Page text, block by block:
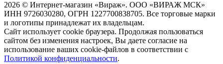
2026 © Интернет-магазин «Вираж». ООО «ВИРАЖ МСК»
ИНН 9726030280, ОГРН 1227700838705. Все торговые марки
и логотипы принадлежат их владельцам.
Сайт использует cookie браузера. Продолжая пользоваться
сайтом без изменения настроек, Вы даете согласие на
использование ваших cookie-файлов в соответствии с
Политикой конфиденциальности.